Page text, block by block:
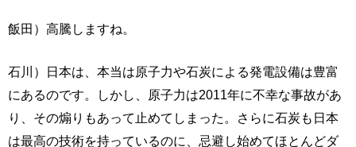
飯田）高騰しますね。
石川）日本は、本当は原子力や石炭による発電設備は豊富
にあるのです。しかし、原子力は2011年に不幸な事故があ
り、その煽りもあって止めてしまった。さらに石炭も日本
は最高の技術を持っているのに、忌避し始めてほとんどダ